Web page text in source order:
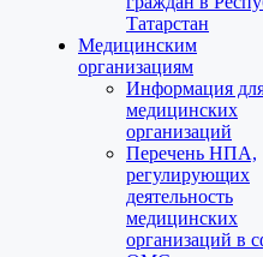
Татарстан
Медицинским
организациям
Информация
медицинских
организаций
Перечень НПА,
регулирующих
деятельность
медицинских
организаций в